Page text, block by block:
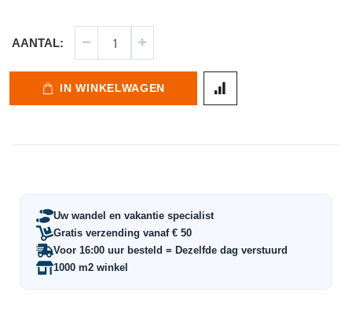
AANTAL:
IN WINKELWAGEN
Uw wandel en vakantie specialist
Gratis verzending vanaf € 50
Voor 16:00 uur besteld = Dezelfde dag verstuurd
1000 m2 winkel